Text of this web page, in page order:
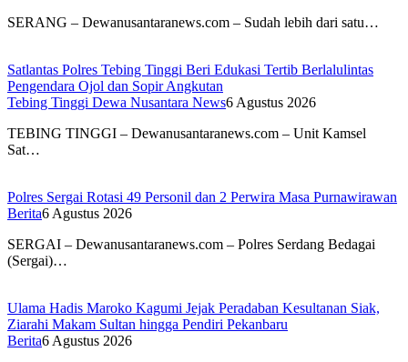
SERANG – Dewanusantaranews.com – Sudah lebih dari satu…
Satlantas Polres Tebing Tinggi Beri Edukasi Tertib Berlalulintas
Pengendara Ojol dan Sopir Angkutan
Tebing Tinggi Dewa Nusantara News6 Agustus 2026
TEBING TINGGI – Dewanusantaranews.com – Unit Kamsel
Sat…
Polres Sergai Rotasi 49 Personil dan 2 Perwira Masa Purnawirawan
Berita6 Agustus 2026
SERGAI – Dewanusantaranews.com – Polres Serdang Bedagai
(Sergai)…
Ulama Hadis Maroko Kagumi Jejak Peradaban Kesultanan Siak,
Ziarahi Makam Sultan hingga Pendiri Pekanbaru
Berita6 Agustus 2026